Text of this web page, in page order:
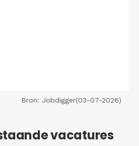
Bron: Jobdigger(03-07-2026)
vacatures